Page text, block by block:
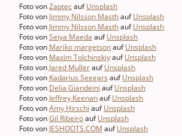
Foto vonZaptecaufUnsplash
Foto von Jimmy Nilsson MasthaufUnsplash
Foto von Jimmy Nilsson MasthaufUnsplash
Foto vonSeiya Maeda aufUnsplash
Foto von Mariko margetsonaufUnsplash
Foto von Maxim TolchinskiyaufUnsplash
Foto von Jared MulleraufUnsplash
Foto von Kadarius Seegars aufUnsplash
Foto von Delia Giandeini aufUnsplash
Foto von Jeffrey KeenanaufUnsplash
Foto vonAmy Hirschi aufUnsplash
Foto vonGil RibeiroaufUnsplash
Foto von JESHOOTS.COM aufUnsplash